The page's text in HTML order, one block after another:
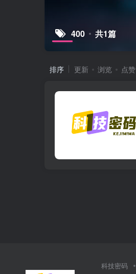
400 共1篇
排序 更新 浏览 点赞
科技密码